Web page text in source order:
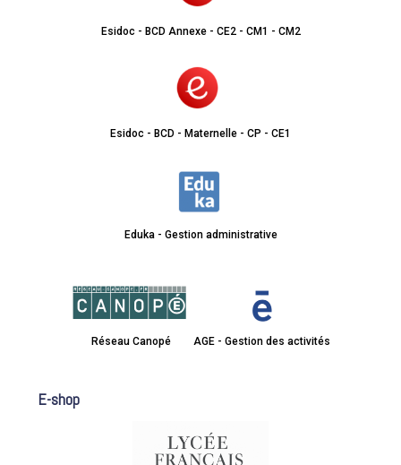
Esidoc - BCD Annexe - CE2 - CM1 - CM2
Esidoc - BCD - Maternelle - CP - CE1
Eduka - Gestion administrative
Réseau Canopé AGE - Gestion des activités
E-shop